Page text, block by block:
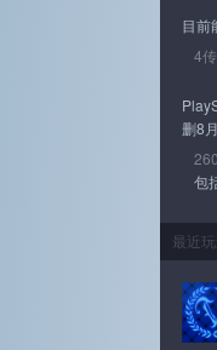
目前
4
删8
包
最近